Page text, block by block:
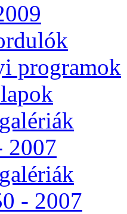
prog­ra­mok
2007
- 2007